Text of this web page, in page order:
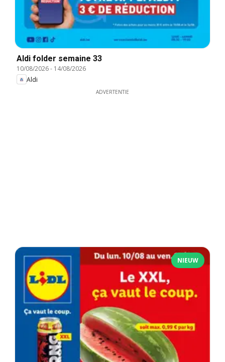
Aldi folder semaine 33
10/08/2026- 14/08/2026
Aldi
ADVERTENTIE
NIEUW